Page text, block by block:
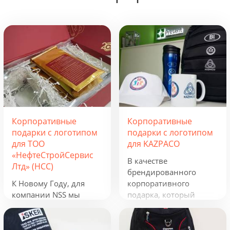
Корпоративные
подарки с логотипом
для ТОО
«НефтеСтройСервис
Лтд» (НСС)
К Новому Году, для
компании NSS мы
разработали
креативную подборку
Корпоративные
подарки с логотипом
для KAZPACO
В качестве
брендированного
корпоративного
подарка, который
можно использовать в
течение всего года, мы